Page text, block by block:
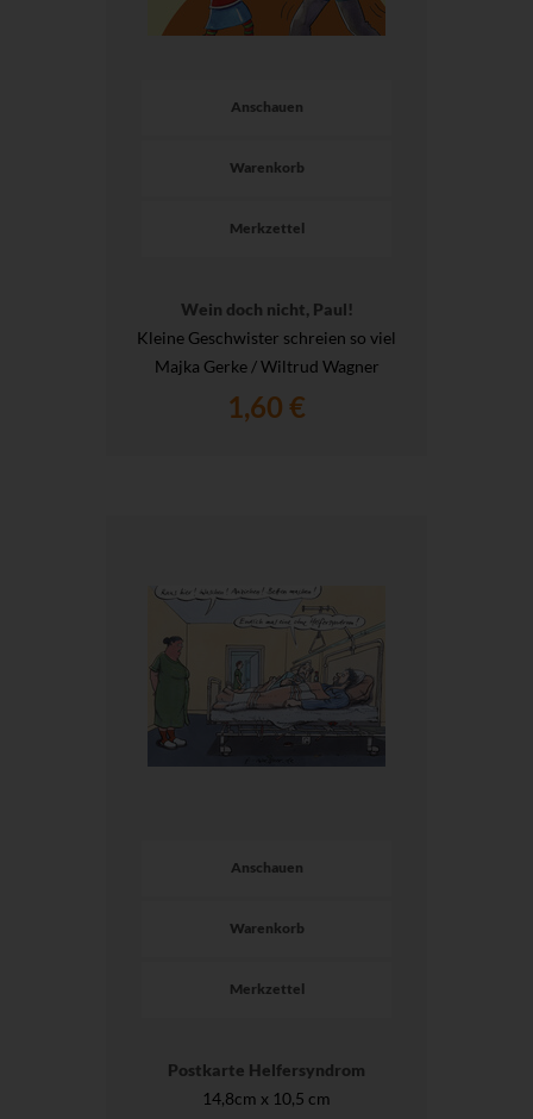
Anschauen
Warenkorb
Merkzettel
Wein doch nicht, Paul!
Kleine Geschwister schreien so viel
Majka Gerke / Wiltrud Wagner
1,60 €
Anschauen
Warenkorb
Merkzettel
Postkarte Helfersyndrom
14,8cm x 10,5 cm